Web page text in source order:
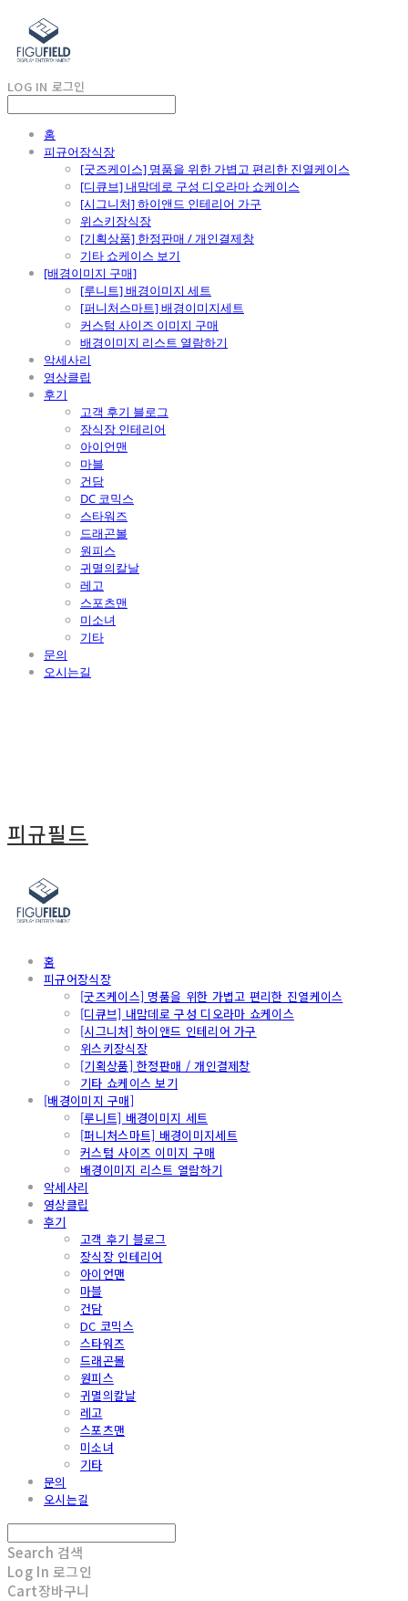
LOG IN 로그인
홈
피규어장식장
[굿즈케이스] 명품을 위한 가볍고 편리한 진열케이스
[디큐브] 내맘데로 구성 디오라마 쇼케이스
[시그니처] 하이앤드 인테리어 가구
위스키장식장
[기획상품] 한정판매 / 개인결제창
기타 쇼케이스 보기
[배경이미지 구매]
[루니트] 배경이미지 세트
[퍼니처스마트] 배경이미지세트
커스텀 사이즈 이미지 구매
배경이미지 리스트 열람하기
악세사리
영상클립
후기
고객 후기 블로그
장식장 인테리어
아이언맨
마블
건담
DC 코믹스
스타워즈
드래곤볼
원피스
귀멸의칼날
레고
스포츠맨
미소녀
기타
문의
오시는길
피규필드
홈
피규어장식장
[굿즈케이스] 명품을 위한 가볍고 편리한 진열케이스
[디큐브] 내맘데로 구성 디오라마 쇼케이스
[시그니처] 하이앤드 인테리어 가구
위스키장식장
[기획상품] 한정판매 / 개인결제창
기타 쇼케이스 보기
[배경이미지 구매]
[루니트] 배경이미지 세트
[퍼니처스마트] 배경이미지세트
커스텀 사이즈 이미지 구매
배경이미지 리스트 열람하기
악세사리
영상클립
후기
고객 후기 블로그
장식장 인테리어
아이언맨
마블
건담
DC 코믹스
스타워즈
드래곤볼
원피스
귀멸의칼날
레고
스포츠맨
미소녀
기타
문의
오시는길
Search 검색
Log In 로그인
Cart장바구니